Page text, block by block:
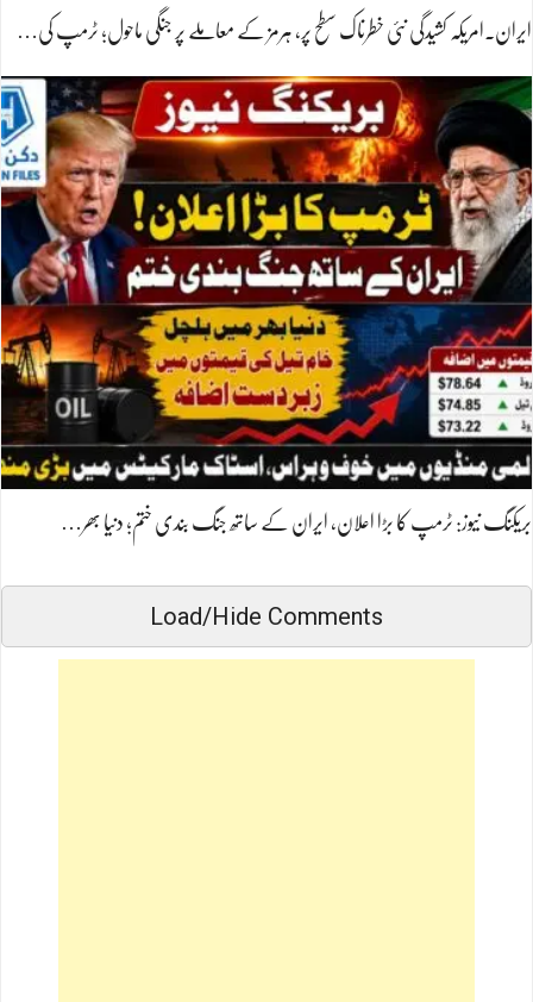
ایران۔امریکہ کشیدگی نئی خطرناک سطح پر، ہرمز کے معاملے پر جنگی ماحول؛ ٹرمپ کی…
بریکنگ نیوز: ٹرمپ کا بڑا اعلان، ایران کے ساتھ جنگ بندی ختم؛ دنیا بھر…
Load/Hide Comments